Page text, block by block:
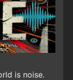
is noise.